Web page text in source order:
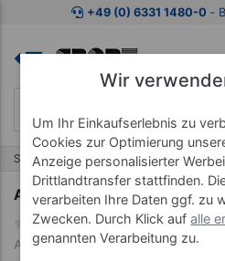
Zum Kaufbereich springen Zur
+49 (0) 6331 1480-0 ‐
Start Matten Gymnastikmatten
AIREX Balance-Pad Mini Duo
Art-Nr. 03000--50
Wir
Um Ihr Einkaufserlebnis zu
Cookies zur Optimierung
Anzeige personalisierter
Drittlandtransfer stattfinden.
verarbeiten Ihre Daten ggf. zu
Zwecken. Durch Klick aufalle
genannten Verarbeitung zu.